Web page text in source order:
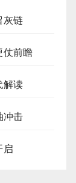
灰链
仗前瞻
解读
冲击
启